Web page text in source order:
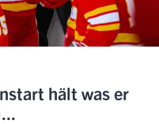
hält was er